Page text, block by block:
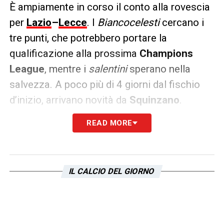
È ampiamente in corso il conto alla rovescia
per Lazio–Lecce. I Biancocelesticercano i
tre punti, che potrebbero portare la
qualificazione alla prossima Champions
League, mentre i salentinisperano nella
salvezza. A poco più di 4 giorni dal fischio
d’inizio, arrivano novità da Squinzano.
Tete Morente, squalificato per
potrebbe essere costretto a rinunciare ad un
altro attaccante. Infatti, le condizioni diAnte
READ MORE
IL CALCIO DEL GIORNO